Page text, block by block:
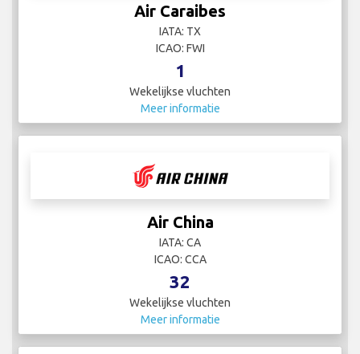
Air Caraibes
IATA: TX
ICAO: FWI
1
Wekelijkse vluchten
Meer informatie
Air China
IATA: CA
ICAO: CCA
32
Wekelijkse vluchten
Meer informatie